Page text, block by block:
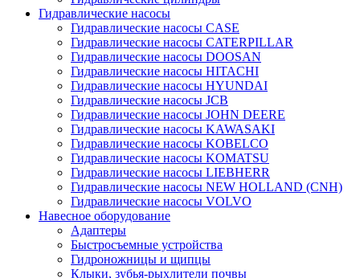
Гидравлические насосы
Гидравлические насосы CASE
Гидравлические насосы CATERPILLAR
Гидравлические насосы DOOSAN
Гидравлические насосы HITACHI
Гидравлические насосы HYUNDAI
Гидравлические насосы JCB
Гидравлические насосы JOHN DEERE
Гидравлические насосы KAWASAKI
Гидравлические насосы KOBELCO
Гидравлические насосы KOMATSU
Гидравлические насосы LIEBHERR
Гидравлические насосы NEW HOLLAND (CNH)
Гидравлические насосы VOLVO
Навесное оборудование
Адаптеры
Быстросъемные устройства
Гидроножницы и щипцы
Клыки, зубья-рыхлители почвы